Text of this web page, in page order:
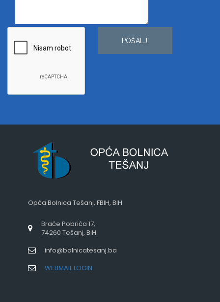
POŠALJI
Opća Bolnica Tešanj, FBIH, BIH
Braće Pobrića 17,
74260 Tešanj, BiH
info@bolnicatesanj.ba
WEBMAIL LOGIN